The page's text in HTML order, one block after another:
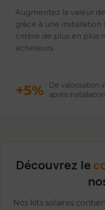
Augmentez la valeur
grâce à une installation
critère de plus en plus
acheteurs.
+5%
De valorisation
après installation
Découvrez le
Nos kits solaires